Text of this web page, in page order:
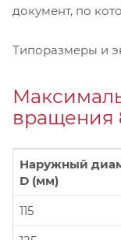
документ, по
Типоразмеры и
вращения
Наружный
D (мм)
115